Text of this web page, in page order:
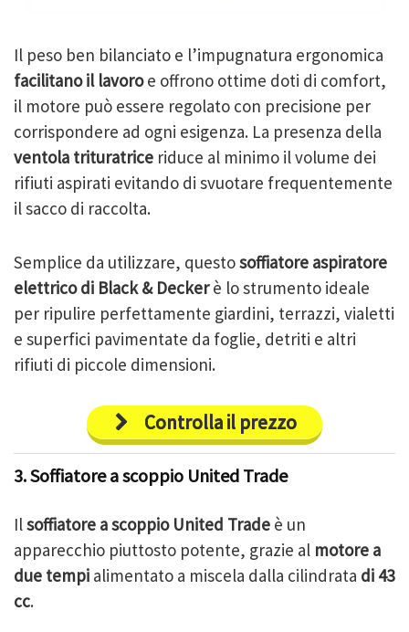
Il peso ben bilanciato e l’impugnatura ergonomica
facilitano il lavoroe offrono ottime doti di comfort,
il motore può essere regolato con precisione per
corrispondere ad ogni esigenza. La presenza della
ventola trituratrice riduce al minimo il volume dei
rifiuti aspirati evitando di svuotare frequentemente
il sacco di raccolta.
Semplice da utilizzare, questosoffiatore aspiratore
elettrico di Black & Deckerè lo strumento ideale
per ripulire perfettamente giardini, terrazzi, vialetti
e superfici pavimentate da foglie, detriti e altri
rifiuti di piccole dimensioni.
Controlla il prezzo
3. Soffiatore a scoppio United Trade
Ilsoffiatore a scoppio United Trade è un
apparecchio piuttosto potente, grazie al motore a
due tempi alimentato a miscela dalla cilindrata di 43
cc.